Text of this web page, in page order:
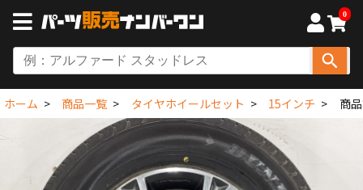
0
ホーム 商品一覧 タイヤホイールセット 15インチ 商